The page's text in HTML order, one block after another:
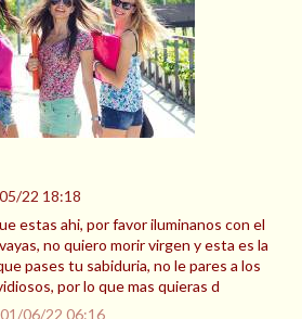
22 18:18
estas ahi, por favor iluminanos con el
no quiero morir virgen y esta es la
pases tu sabiduria, no le pares a los
por lo que mas quieras d
01/06/22 06:16